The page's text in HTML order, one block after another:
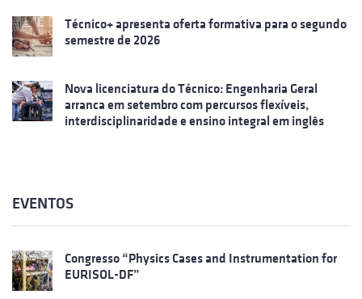
Técnico+ apresenta oferta formativa para o segundo
semestre de 2026
Nova licenciatura do Técnico: Engenharia Geral
arranca em setembro com percursos flexíveis,
interdisciplinaridade e ensino integral em inglês
EVENTOS
Congresso “Physics Cases and Instrumentation for
EURISOL-DF”